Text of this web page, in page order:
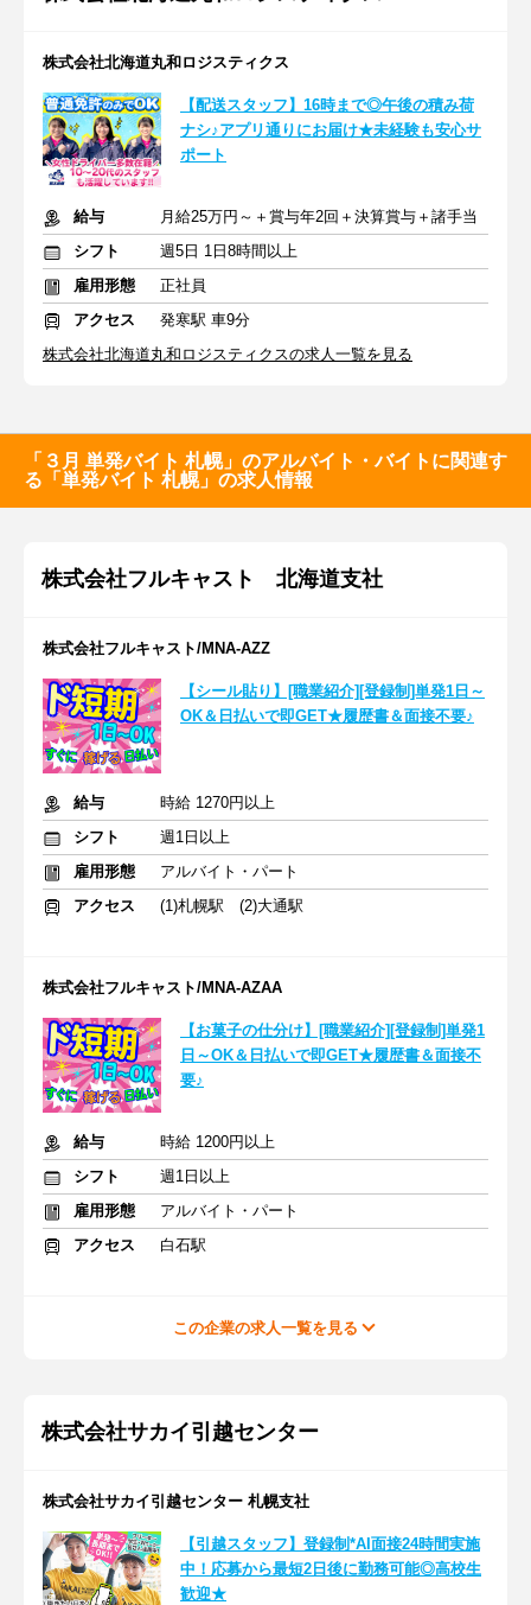
株式会社北海道丸和ロジスティクス
【配送スタッフ】16時まで◎午後の積み荷
ナシ♪アプリ通りにお届け★未経験も安心サ
ポート
給与
月給25万円～＋賞与年2回＋決算賞与＋諸手当
シフト
週5日 1日8時間以上
雇用形態
正社員
アクセス
発寒駅 車9分
株式会社北海道丸和ロジスティクスの求人一覧を見る
「３月 単発バイト 札幌」のアルバイト・バイトに関連す
る「単発バイト 札幌」の求人情報
株式会社フルキャスト 北海道支社
株式会社フルキャスト/MNA-AZZ
【シール貼り】[職業紹介][登録制]単発1日～
OK＆日払いで即GET★履歴書＆面接不要♪
給与
時給 1270円以上
シフト
週1日以上
雇用形態
アルバイト・パート
アクセス
(1)札幌駅 (2)大通駅
株式会社フルキャスト/MNA-AZAA
【お菓子の仕分け】[職業紹介][登録制]単発1
日～OK＆日払いで即GET★履歴書＆面接不
要♪
給与
時給 1200円以上
シフト
週1日以上
雇用形態
アルバイト・パート
アクセス
白石駅
この企業の求人一覧を見る
株式会社サカイ引越センター
株式会社サカイ引越センター 札幌支社
【引越スタッフ】登録制*AI面接24時間実施
中！応募から最短2日後に勤務可能◎高校生
歓迎★